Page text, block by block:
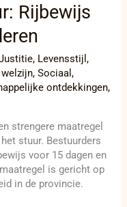
Rijbewijs
, Levensstijl,
,Sociaal,
ontdekkingen,
strengere maatregel
stuur. Bestuurders
voor 15 dagen en
is gericht op
in de provincie.